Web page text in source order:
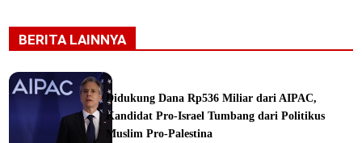
BERITA LAINNYA
Didukung Dana Rp536 Miliar dari AIPAC,
Kandidat Pro-Israel Tumbang dari Politikus
Muslim Pro-Palestina